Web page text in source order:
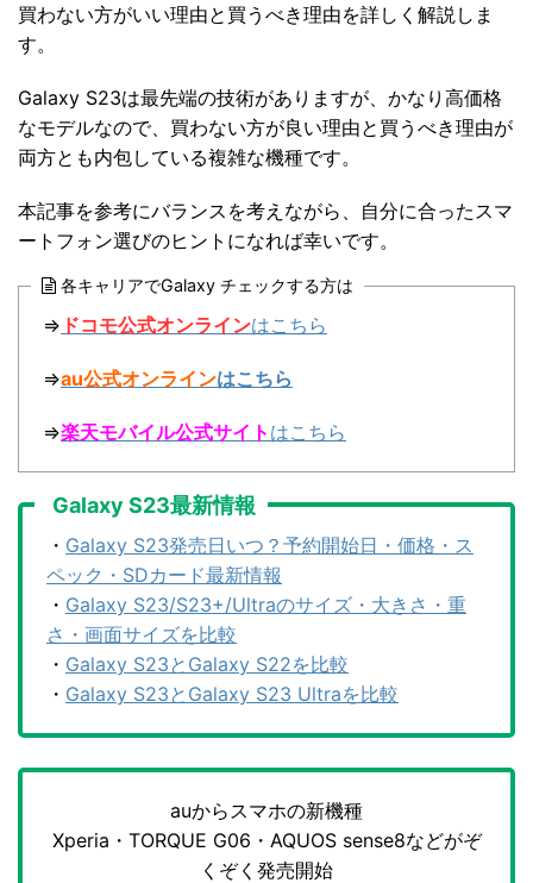
買わない方がいい理由と買うべき理由を詳しく解説しま
す。
Galaxy S23は最先端の技術がありますが、かなり高価格
なモデルなので、買わない方が良い理由と買うべき理由が
両方とも内包している複雑な機種です。
本記事を参考にバランスを考えながら、自分に合ったスマ
ートフォン選びのヒントになれば幸いです。
各キャリアでGalaxy チェックする方は
⇒ ドコモ公式オンラインはこちら
⇒au公式オンラインはこちら
⇒楽天モバイル公式サイト はこちら
Galaxy S23最新情報
・ Galaxy S23発売日いつ？予約開始日・価格・ス
ペック・SDカード最新情報
・ Galaxy S23/S23+/Ultraのサイズ・大きさ・重
さ・画面サイズを比較
・ Galaxy S23とGalaxy S22を比較
・ Galaxy S23とGalaxy S23 Ultraを比較
auからスマホの新機種
Xperia・TORQUE G06・AQUOS sense8などがぞ
くぞく発売開始